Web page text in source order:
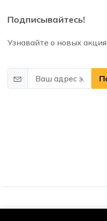
Подписывайтесь!
Узнавайте о новых
© 2025 2026 | Lunbix